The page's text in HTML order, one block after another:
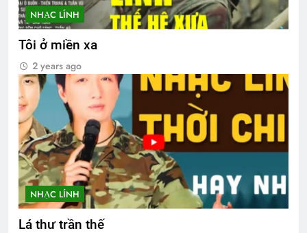
NHẠC LÍNH
Tôi ở miền xa
2 years ago
NHẠC LÍNH
Lá thư trần thế